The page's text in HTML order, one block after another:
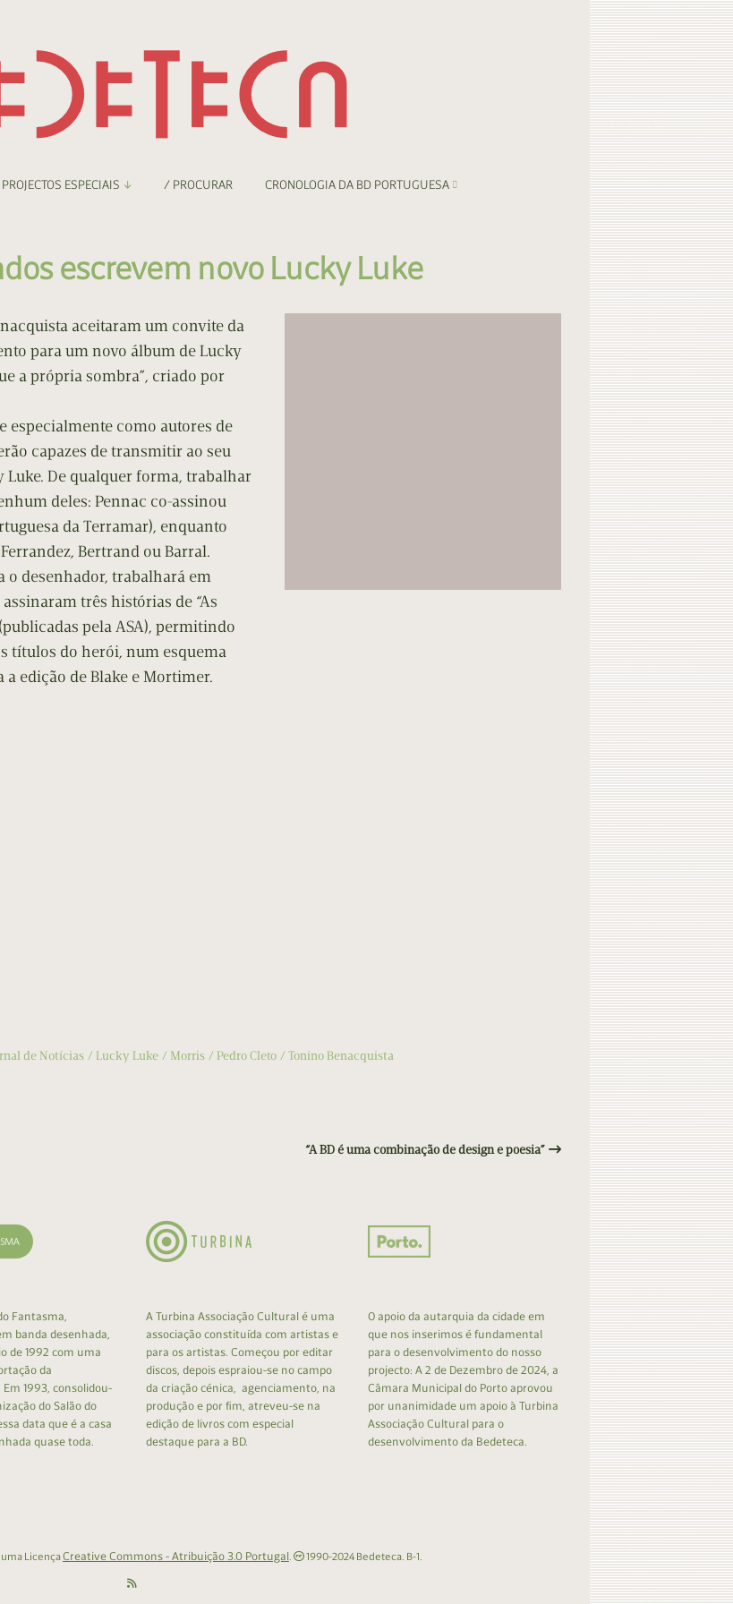
PROJECTOS ESPECIAIS
Recortes
/ PROCURAR CRONOLOGIA DA BD PORTUGUESA
escrevem novo Lucky Luke
aceitaram um convite da
para um novo álbum de Lucky
a própria sombra”, criado por
especialmente como autores de
capazes de transmitir ao seu
De qualquer forma, trabalhar
deles: Pennac co-assinou
da Terramar), enquanto
Bertrand ou Barral.
o desenhador, trabalhará em
três histórias de “As
pela ASA), permitindo
títulos do herói, num esquema
edição de Blake e Mortimer.
de Notícias Lucky Luke Morris Pedro Cleto Tonino Benacquista
“A BD é uma combinação de design e poesia”
Fantasma,
banda desenhada,
de 1992 com uma
da
1993, consolidou-
do Salão do
data que é a casa
quase toda.
A Turbina Associação Cultural é uma
associação constituída com artistas e
para os artistas. Começou por editar
discos, depois espraiou-se no campo
da criação cénica, agenciamento, na
produção e por fim, atreveu-se na
edição de livros com especial
destaque para a BD.
O apoio da autarquia da cidade em
que nos inserimos é fundamental
para o desenvolvimento do nosso
projecto: A 2 de Dezembro de 2024, a
Câmara Municipal do Porto aprovou
por unanimidade um apoio à Turbina
Associação Cultural para o
desenvolvimento da Bedeteca.
LicençaCreative Commons - Atribuição 3.0 Portugal. 1990-2024 Bedeteca. B-1.